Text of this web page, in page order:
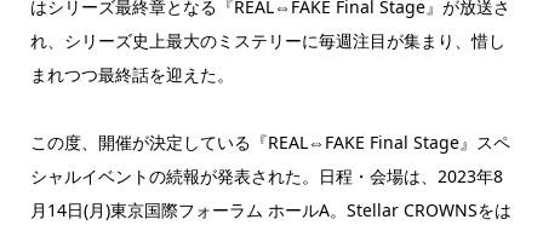
はシリーズ最終章となる『REAL⇔FAKE Final Stage』が放送さ
れ、シリーズ史上最大のミステリーに毎週注目が集まり、惜し
まれつつ最終話を迎えた。
この度、開催が決定している『REAL⇔FAKE Final Stage』スペ
シャルイベントの続報が発表された。日程・会場は、2023年8
月14日(月)東京国際フォーラム ホールA。Stellar CROWNSをは